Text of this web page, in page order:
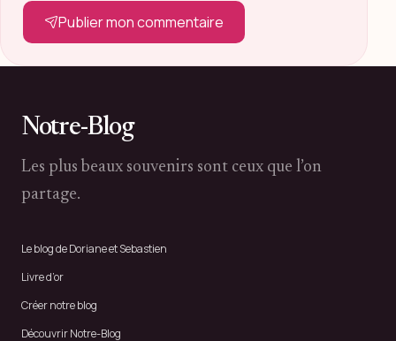
Publier mon commentaire
Notre-Blog
Les plus beaux souvenirs sont ceux que l’on
partage.
Le blog de Doriane et Sebastien
Livre d’or
Créer notre blog
Découvrir Notre-Blog